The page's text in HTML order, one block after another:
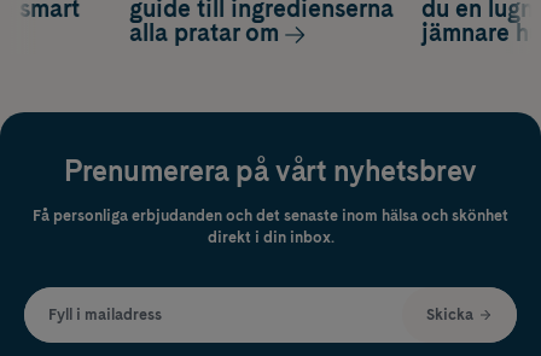
du en
jämnare
smart
guide till ingredienserna
alla pratar om
Prenumerera på vårt nyhetsbrev
Få personliga erbjudanden och det senaste inom hälsa och skönhet
direkt i din inbox.
Fyll i mailadress Skicka